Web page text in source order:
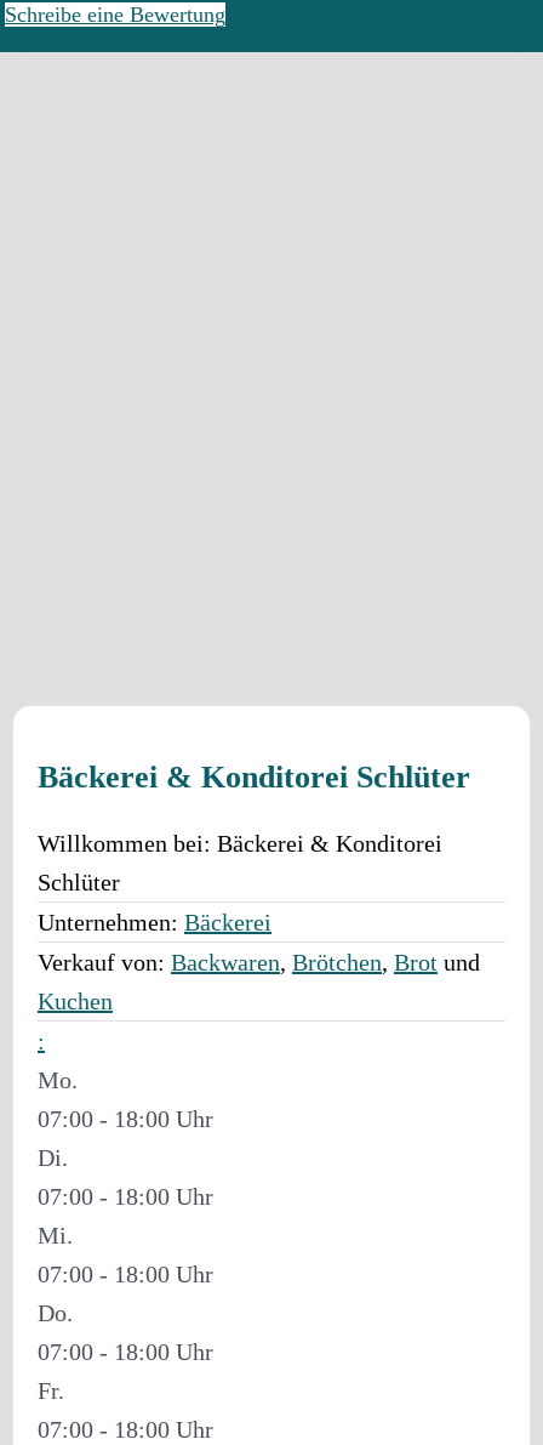
Schreibe eine Bewertung
Bäckerei & Konditorei Schlüter
Willkommen bei: Bäckerei & Konditorei
Schlüter
Unternehmen: Bäckerei
Verkauf von: Backwaren, Brötchen, Brot und
Kuchen
:
Mo.
07:00 - 18:00
Di.
07:00 - 18:00
Mi.
07:00 - 18:00
Do.
07:00 - 18:00
Fr.
07:00 - 18:00